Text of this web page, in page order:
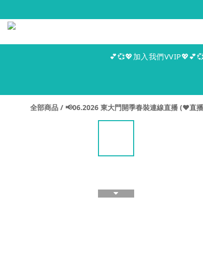
💕💞💖加入我們
全部商品 / 📢06.2026 東大門開季春裝連線直播 (♥️直